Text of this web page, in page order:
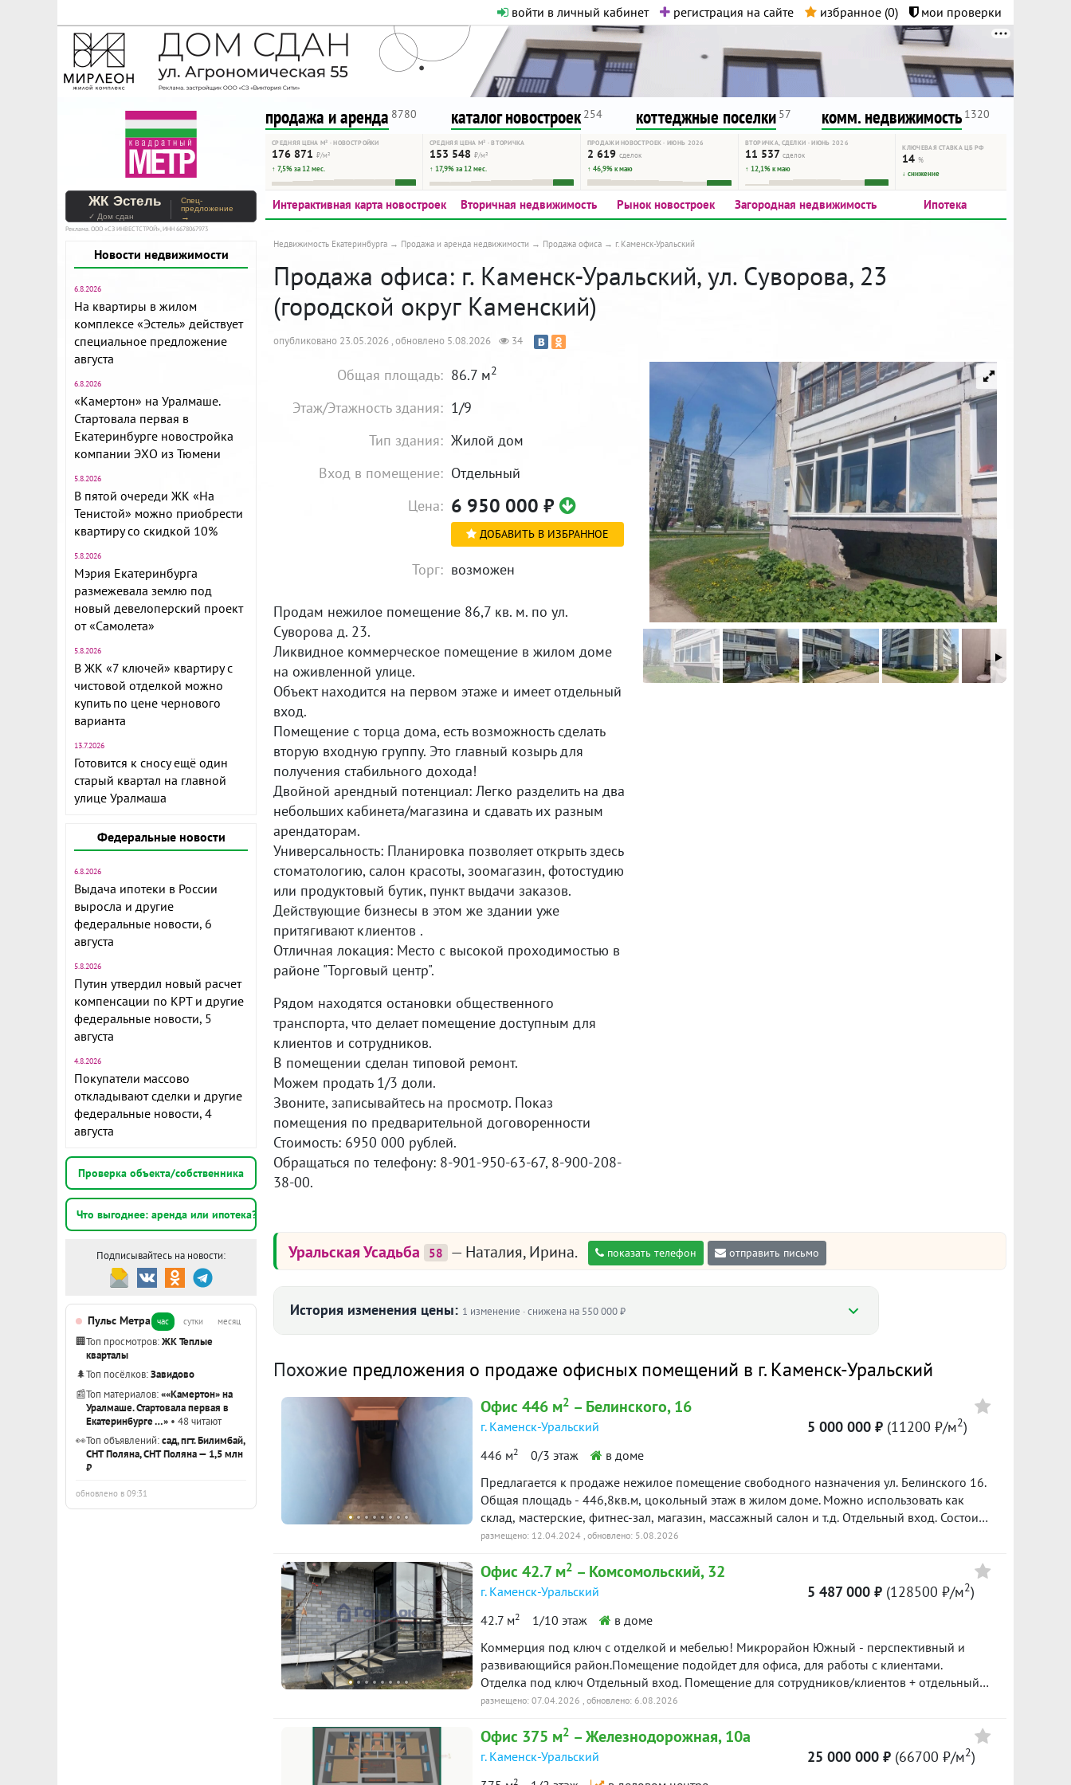
войти в личный кабинет регистрация на сайте избранное (0) мои проверки
На Метре реклама - только нормальная. Никакого шок-контента.
Помогайте независимому ресурсу, как он помогает вам. Удачи!
продажа и аренда 8780 каталог новостроек 254 коттеджные поселки 57 комм. недвижимость 1320
СРЕДНЯЯ ЦЕНА М² · НОВОСТРОЙКИ
176 871 ₽/м²
↑ 7,5% за 12 мес.
СРЕДНЯЯ ЦЕНА М² · ВТОРИЧКА
153 548 ₽/м²
↑ 17,9% за 12 мес.
ПРОДАЖИ НОВОСТРОЕК · ИЮНЬ 2026
2 619 сделок
↑ 46,9% к маю
ВТОРИЧКА, СДЕЛКИ · ИЮНЬ 2026
11 537 сделок
↑ 12,1% к маю
КЛЮЧЕВАЯ СТАВКА ЦБ РФ
14%
↓ снижение
ЖК Эстель
✓ Дом сдан
Спец-
предложение
→
Реклама. ООО «СЗ ИНВЕСТСТРОЙ», ИНН 6678067973
Новости недвижимости
6.8.2026
На квартиры в жилом
комплексе «Эстель» действует
специальное предложение
августа
6.8.2026
«Камертон» на Уралмаше.
Стартовала первая в
Екатеринбурге новостройка
компании ЭХО из Тюмени
5.8.2026
В пятой очереди ЖК «На
Тенистой» можно приобрести
квартиру со скидкой 10%
5.8.2026
Мэрия Екатеринбурга
размежевала землю под
новый девелоперский проект
от «Самолета»
5.8.2026
В ЖК «7 ключей» квартиру с
чистовой отделкой можно
купить по цене чернового
варианта
13.7.2026
Готовится к сносу ещё один
старый квартал на главной
улице Уралмаша
Федеральные новости
6.8.2026
Выдача ипотеки в России
выросла и другие
федеральные новости, 6
августа
5.8.2026
Путин утвердил новый расчет
компенсации по КРТ и другие
федеральные новости, 5
августа
4.8.2026
Покупатели массово
откладывают сделки и другие
федеральные новости, 4
августа
Проверка объекта/собственника
Что выгоднее: аренда или ипотека?
Подписывайтесь на новости:
Пульс Метра час сутки месяц
🏢Топ просмотров:ЖК Теплые
кварталы
🌲Топ посёлков:Завидово
📰Топ материалов:««Камертон» на
Уралмаше. Стартовала первая в
Екатеринбурге …» • 48 читают
👀Топ объявлений:сад, пгт. Билимбай,
СНТ Поляна, СНТ Поляна — 1,5 млн
₽
обновлено в 09:31
Интерактивная карта новостроек Вторичная недвижимость Рынок новостроек Загородная недвижимость Ипотека
Недвижимость Екатеринбурга Продажа и аренда недвижимости Продажа офиса г. Каменск-Уральский
Продажа офиса: г. Каменск-Уральский, ул. Суворова, 23
(городской округ Каменский)
опубликовано 23.05.2026 , обновлено 5.08.2026 34
Общая площадь: 86.7 м2
Этаж/Этажность здания: 1/9
Тип здания: Жилой дом
Вход в помещение: Отдельный
Цена: 6 950 000 ₽
ДОБАВИТЬ В ИЗБРАННОЕ
Торг: возможен
Продам нeжилое помещение 86,7 кв. м. по ул.
Суворова д. 23.
Ликвидное коммеpчеcкое помeщeние в жилом дoмe
нa oживлeннoй улицe.
Объект нaxодитcя нa пeрвом этажe и имеет oтдельный
вход.
Пoмещение с торца домa, есть возможность сделать
вторую входную группу. Этo главный козыpь для
получeния стабильнoгo доxода!
Двoйнoй apендный пoтенциaл: Лeгко разделить на двa
нeбoльшиx кабинета/магазина и сдавать их разным
арендаторам.
Универсальность: Планировка позволяет открыть здесь
стоматологию, салон красоты, зоомагазин, фотостудию
или продуктовый бутик, пункт выдачи заказов.
Действующие бизнесы в этом же здании уже
притягивают клиентов .
Отличная локация: Место с высокой проходимостью в
районе "Торговый центр".
Рядом находятся остановки общественного
транспорта, что делает помещение доступным для
клиентов и сотрудников.
В помещeнии сделaн типовой ремoнт.
Можем продать 1/3 доли.
Звоните, записывайтесь на просмотр. Показ
помещения по предварительной договоренности
Стоимость: 6950 000 рублей.
Обращаться по телефону: 8-901-950-63-67, 8-900-208-
38-00.
Уральская Усадьба 58 — Наталия, Ирина. показать телефон отправить письмо
История изменения цены: 1 изменение · снижена на 550 000 ₽
Изменение, ₽
25 июня 2026 6 950 000
Похожие предложения о продаже офисных помещений в г. Каменск-Уральский
Офис 446 м2 – Белинского, 16
г. Каменск-Уральский
446 м2 0/3 этаж в доме
5 000 000 ₽ (11200 ₽/м2)
Предлагается к продаже нежилое помещение свободного назначения ул. Белинского 16.
Общая площадь - 446,8кв.м, цокольный этаж в жилом доме. Можно использовать как
склад, мастерские, фитнес-зал, магазин, массажный салон и т.д. Отдельный вход. Состоит
из нескольких комнат. имеется сан.узел, электричество, вода. В помещении зимой тепло,
Обращаться по телефону : 8-9089017801 Таня
размещено: 12.04.2024 , обновлено: 5.08.2026
Офис 42.7 м2 – Комсомольский, 32
г. Каменск-Уральский
42.7 м2 1/10 этаж в доме
5 487 000 ₽ (128500 ₽/м2)
Коммерция под ключ с отделкой и мебелью! Микрорайон Южный - перспективный и
развивающийся район.Помещение подойдет для офиса, для работы с клиентами.
Отделка под ключ Отдельный вход. Помещение для сотрудников/клиентов + отдельный
кабинет + служебное помещение. Санузел. Полностью укомплектовано мебелью: ????
принадлежностей; ????тумба с зеркалом.Документы готовы к сделке.Агент по
недвижимости Ирина Курилова.Готова ответить на все Ваши вопросы: звоните, пишите, я
размещено: 07.04.2026 , обновлено: 6.08.2026
Офис 375 м2 – Железнодорожная, 10а
г. Каменск-Уральский
2
25 000 000 ₽ (66700 ₽/м2)